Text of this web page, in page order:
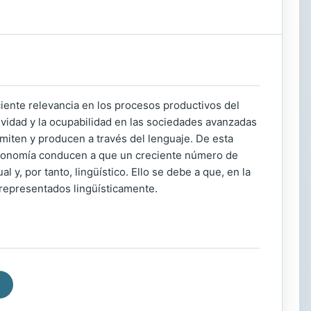
relevancia en los procesos productivos del
y la ocupabilidad en las sociedades avanzadas
y producen a través del lenguaje. De esta
conducen a que un creciente número de
y, por tanto, lingüístico. Ello se debe a que, en la
lingüísticamente.